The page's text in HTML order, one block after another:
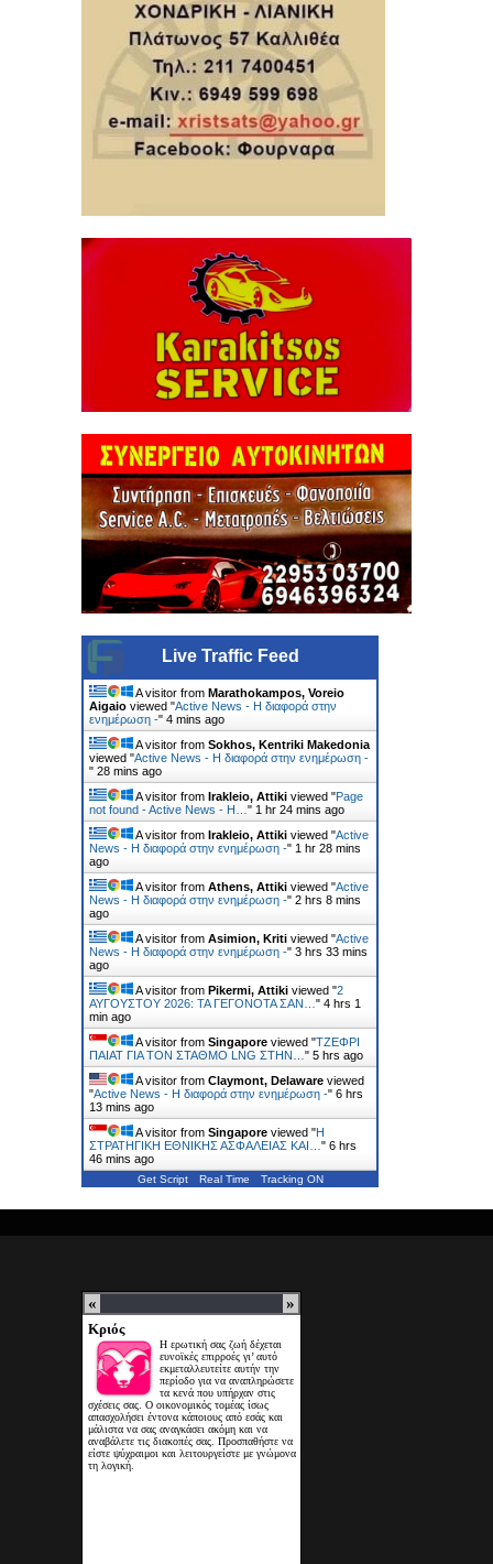
Live Traffic Feed
A visitor from Marathokampos, Voreio
Aigaio viewed "Active News - Η διαφορά στην
ενημέρωση -" 4 mins ago
A visitor from Sokhos, Kentriki Makedonia
viewed "Active News - Η διαφορά στην ενημέρωση -
" 28 mins ago
A visitor from Irakleio, Attiki viewed "Page
not found - Active News - Η… " 1 hr 24 mins ago
A visitor from Irakleio, Attiki viewed "Active
News - Η διαφορά στην ενημέρωση -" 1 hr 28 mins
ago
A visitor from Athens, Attiki viewed "Active
News - Η διαφορά στην ενημέρωση -" 2 hrs 8 mins
ago
A visitor from Asimion, Kriti viewed "Active
News - Η διαφορά στην ενημέρωση -" 3 hrs 33 mins
ago
A visitor from Pikermi, Attiki viewed "2
ΑΥΓΟΥΣΤΟΥ 2026: ΤΑ ΓΕΓΟΝΟΤΑ ΣΑΝ… " 4 hrs 1
min ago
A visitor from Singapore viewed "ΤΖΕΦΡΙ
ΠΑΙΑΤ ΓΙΑ ΤΟΝ ΣΤΑΘΜΟ LNG ΣΤΗΝ… " 5 hrs ago
A visitor from Claymont, Delaware viewed
"Active News - Η διαφορά στην ενημέρωση -" 6 hrs
13 mins ago
A visitor from Singapore viewed "Η
ΣΤΡΑΤΗΓΙΚΗ ΕΘΝΙΚΗΣ ΑΣΦΑΛΕΙΑΣ ΚΑΙ… " 6 hrs
46 mins ago
Get Script Real Time Tracking ON